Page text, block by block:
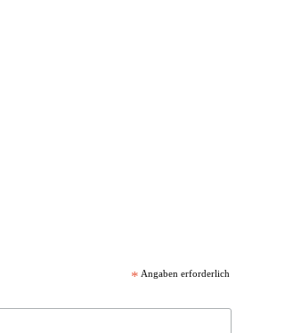
* Angaben erforderlich